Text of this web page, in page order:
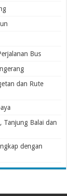
Bus
dan Rute
Tanjung Balai dan
dengan